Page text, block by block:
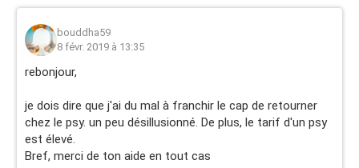
bouddha59
8 févr. 2019 à 13:35
rebonjour,
je dois dire que j'ai du mal à franchir le cap de retourner
chez le psy. un peu désillusionné. De plus, le tarif d'un psy
est élevé.
Bref, merci de ton aide en tout cas